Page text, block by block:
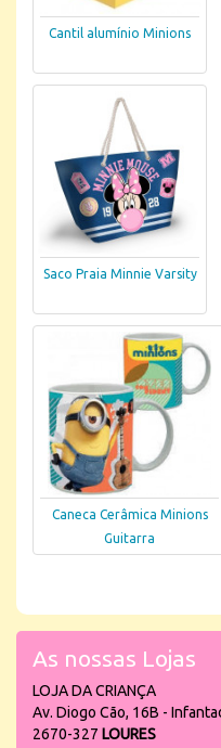
Cantil alumínio Minions
Saco Praia Minnie Varsity
Caneca Cerâmica Minions
Guitarra
As nossas Lojas
LOJA DA CRIANÇA
Av. Diogo Cão, 16B -
2670-327 LOURES